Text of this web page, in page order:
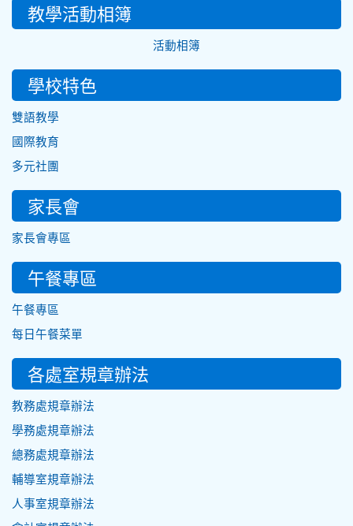
教學活動相簿
活動相簿
學校特色
雙語教學
國際教育
多元社團
家長會
家長會專區
午餐專區
午餐專區
每日午餐菜單
各處室規章辦法
教務處規章辦法
學務處規章辦法
總務處規章辦法
輔導室規章辦法
人事室規章辦法